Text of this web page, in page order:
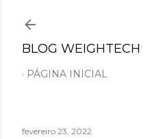
BLOG WEIGHTECH
PÁGINA INICIAL
fevereiro 23, 2022